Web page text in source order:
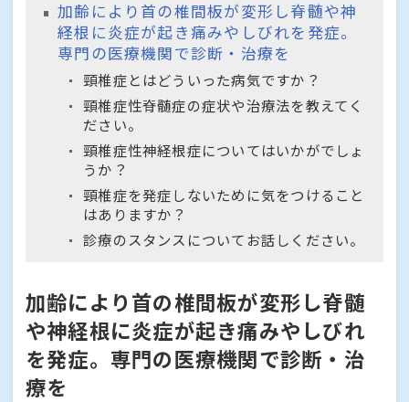
加齢により首の椎間板が変形し脊髄や神
経根に炎症が起き痛みやしびれを発症。
専門の医療機関で診断・治療を
頸椎症とはどういった病気ですか？
頸椎症性脊髄症の症状や治療法を教えてく
ださい。
頸椎症性神経根症についてはいかがでしょ
うか？
頸椎症を発症しないために気をつけること
はありますか？
診療のスタンスについてお話しください。
加齢により首の椎間板が変形し脊髄
や神経根に炎症が起き痛みやしびれ
を発症。専門の医療機関で診断・治
療を